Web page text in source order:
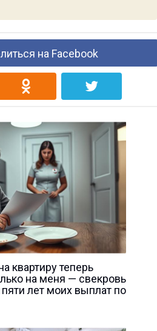
на Facebook
квартиру теперь
на меня — свекровь
лет моих выплат по